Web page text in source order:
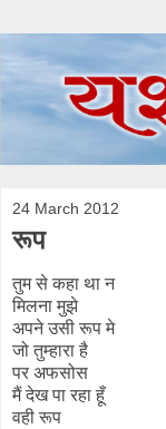
24 March 2012
रूप
तुम से कहा था न
मिलना मुझे
अपने उसी रूप मे
जो तुम्हारा है
पर अफसोस
मैं देख पा रहा हूँ
वही रूप